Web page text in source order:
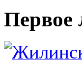
Первое